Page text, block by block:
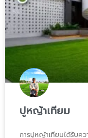
ปูหญ้าเทียม
การปูหญ้าเทียมได้รับคว